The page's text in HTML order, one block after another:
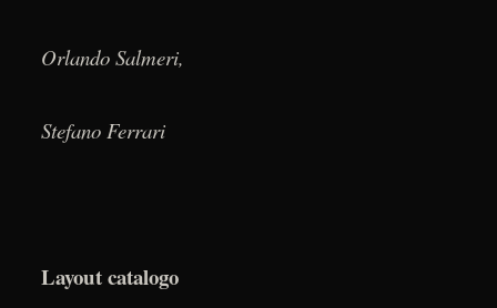
Orlando Salmeri,
Stefano Ferrari
Layout catalogo